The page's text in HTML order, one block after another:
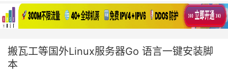
搬瓦工等国外Linux服务器Go 语言一键安装脚
本